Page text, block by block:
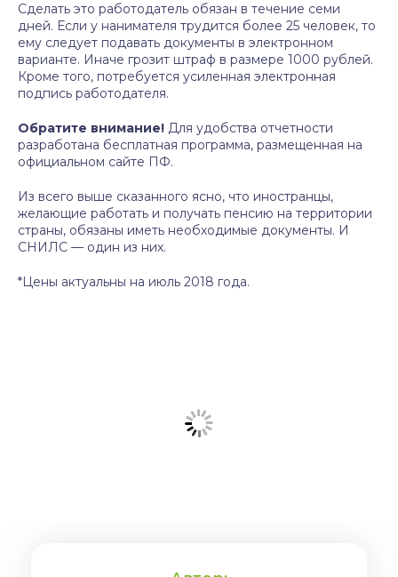
Сделать это работодатель обязан в течение семи
дней. Если у нанимателя трудится более 25 человек, то
ему следует подавать документы в электронном
варианте. Иначе грозит штраф в размере 1000 рублей.
Кроме того, потребуется усиленная электронная
подпись работодателя.
Обратите внимание! Для удобства отчетности
разработана бесплатная программа, размещенная на
официальном сайте ПФ.
Из всего выше сказанного ясно, что иностранцы,
желающие работать и получать пенсию на территории
страны, обязаны иметь необходимые документы. И
СНИЛС — один из них.
*Цены актуальны на июль 2018 года.